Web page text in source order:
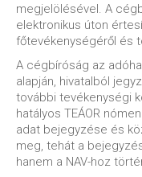
megjelölésével. A
elektronikus úton
főtevékenységéről és
A cégbíróság az
alapján, hivatalból
további tevékenységi
hatályos TEÁOR
adat bejegyzése és
meg, tehát a
hanem a NAV-hoz